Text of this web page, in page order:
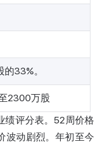
33%。
2300万股
绩评分表。52周价格
波动剧烈。年初至今